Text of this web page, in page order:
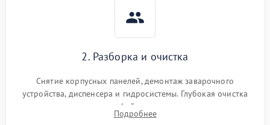
2. Разборка и очистка
Снятие корпусных панелей, демонтаж заварочного
устройства, диспенсера и гидросистемы. Глубокая очистка
внутренних узлов от кофейных масел, жмыха и накипи.
Промывка дренажных каналов и фильтров с использованием
Подробнее